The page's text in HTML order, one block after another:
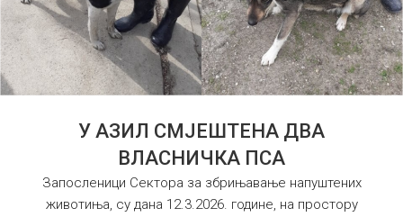
У АЗИЛ СМЈЕШТЕНА ДВА
ВЛАСНИЧКА ПСА
Запосленици Сектора за збрињавање напуштених
животиња, су дана 12.3.2026. године, на простору